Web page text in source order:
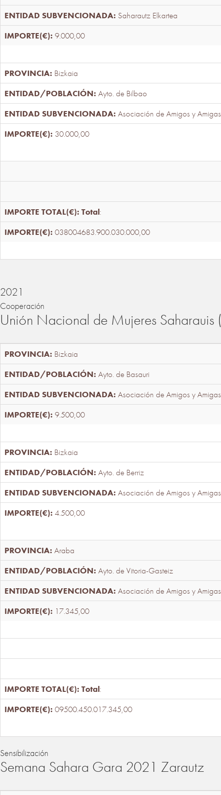
Saharautz Elkartea
9.000,00
Bizkaia
Ayto. de Bilbao
Asociación de Amigos y
30.000,00
Total:
038004683.900.030.000,00
2021
Cooperación
Unión Nacional de Mujeres
Bizkaia
Ayto. de Basauri
Asociación de Amigos y
9.500,00
Bizkaia
Ayto. de Berriz
Asociación de Amigos y
4.500,00
Araba
Ayto. de Vitoria-Gasteiz
Asociación de Amigos y
17.345,00
Total:
09500.450.017.345,00
Sensibilización
Semana Sahara Gara 2021 Zarautz